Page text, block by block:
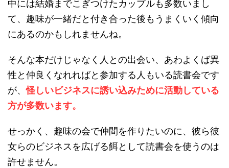
中には結婚までこぎつけたカップルも多数いまし
て、趣味が一緒だと付き合った後もうまくいく傾向
にあるのかもしれませんね。
そんな本だけじゃなく人との出会い、あわよくば異
性と仲良くなれればと参加する人もいる読書会です
が、怪しいビジネスに誘い込みために活動している
方が多数います。
せっかく、趣味の会で仲間を作りたいのに、彼ら彼
女らのビジネスを広げる餌として読書会を使うのは
許せません。